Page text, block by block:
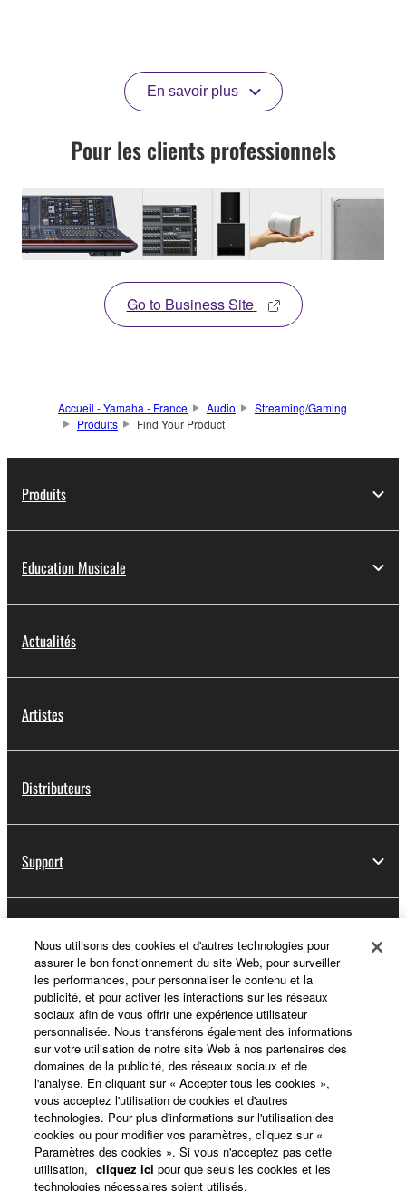
En savoir plus
Pour les clients professionnels
Go to Business Site
Accueil - Yamaha - France Audio
Streaming/Gaming
Produits
Find Your Product
Produits
Education Musicale
Actualités
Artistes
Distributeurs
Support
A propos de Yamaha
France - French
Professionnel
Nous utilisons des cookies et d'autres technologies pour
assurer le bon fonctionnement du site Web, pour surveiller
les performances, pour personnaliser le contenu et la
publicité, et pour activer les interactions sur les réseaux
sociaux afin de vous offrir une expérience utilisateur
personnalisée. Nous transférons également des informations
sur votre utilisation de notre site Web à nos partenaires des
domaines de la publicité, des réseaux sociaux et de
l'analyse. En cliquant sur « Accepter tous les cookies »,
vous acceptez l'utilisation de cookies et d'autres
technologies. Pour plus d'informations sur l'utilisation des
cookies ou pour modifier vos paramètres, cliquez sur «
Paramètres des cookies ». Si vous n'acceptez pas cette
utilisation, cliquez ici pour que seuls les cookies et les
technologies nécessaires soient utilisés.